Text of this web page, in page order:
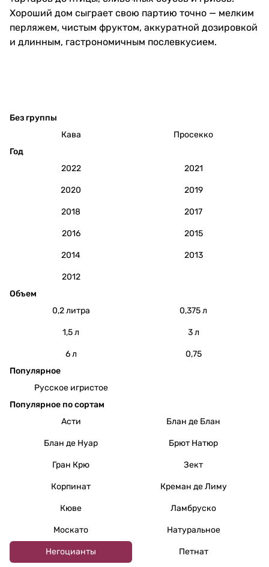
Хороший дом сыграет свою партию точно — мелким
перляжем, чистым фруктом, аккуратной дозировкой
и длинным, гастрономичным послевкусием.
Без группы
Кава
Просекко
Год
2022
2021
2020 2019
2018 2017
2016 2015
2014 2013
2012
Объем
0,2 литра
0,375 л
1,5 л 3 л
6 л
0,75
Популярное
Русское игристое
Популярное по сортам
Асти
Блан де Блан
Блан де Нуар Брют Натюр
Гран Крю Зект
Корпинат Креман де Лиму
Кюве Ламбруско
Москато Натуральное
Негоцианты Петнат